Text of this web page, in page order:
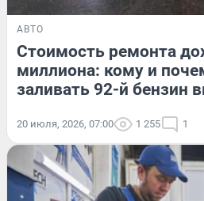
АВТО
Стоимость ремонта
миллиона: кому и
заливать 92-й бензин
20 июля, 2026, 07:00 1 255 1